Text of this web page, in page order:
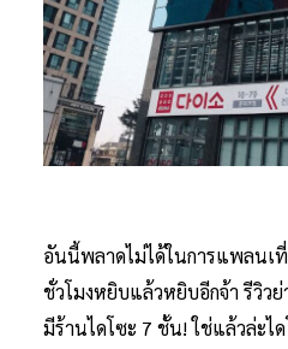
อันนี้พลาดไม่ได้ในการแพลนเ
ชั่วโมงหยิบแล้วหยิบอีกจ้า รีวิว
มีร้านไดโซะ 7 ชั้น! ใช่แล้วล่ะไ